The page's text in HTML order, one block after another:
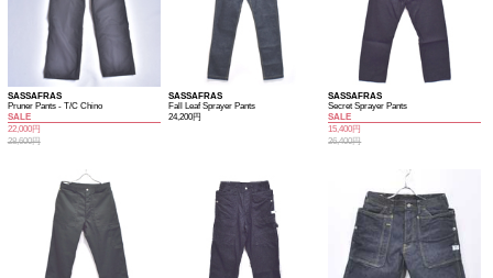
SASSAFRAS
Pruner Pants - T/C Chino
SALE
22,000円
28,600円
SASSAFRAS
Fall Leaf Sprayer Pants
24,200円
SASSAFRAS
Secret Sprayer Pants
SALE
15,400円
26,400円